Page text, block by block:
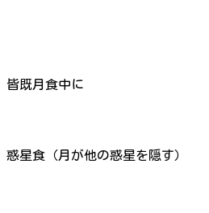
皆既月食中に
惑星食（月が他の惑星を隠す）